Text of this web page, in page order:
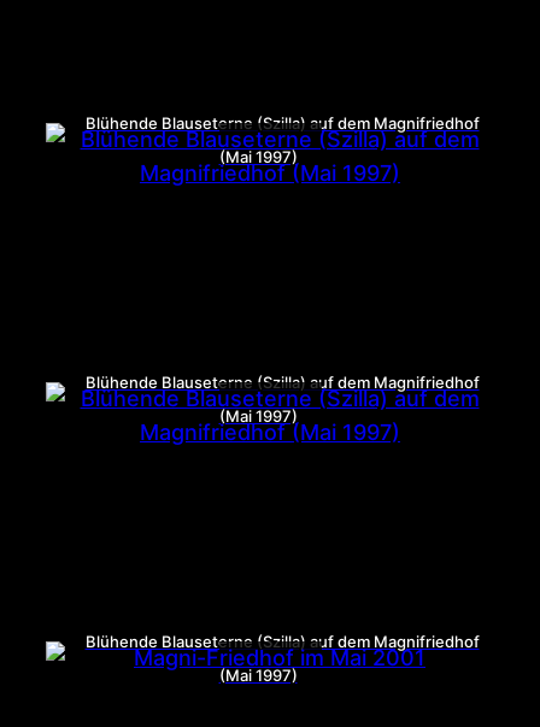
Blühende Blauseterne (Szilla) auf dem Magnifriedhof
(Mai 1997)
Blühende Blauseterne (Szilla) auf dem Magnifriedhof
(Mai 1997)
Blühende Blauseterne (Szilla) auf dem Magnifriedhof
(Mai 1997)